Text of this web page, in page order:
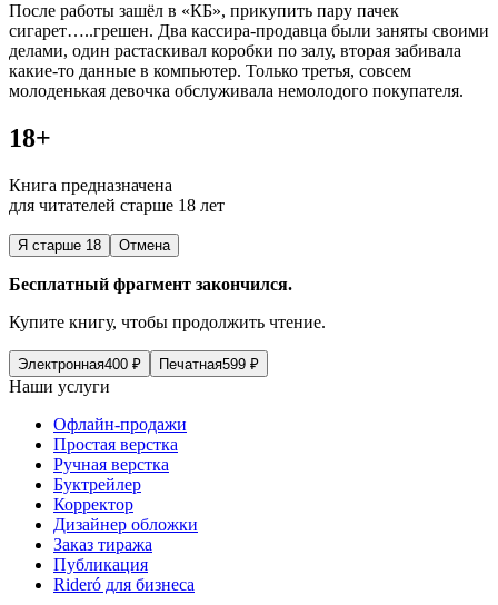
После работы зашёл в «КБ», прикупить пару пачек
сигарет…..грешен. Два кассира-продавца были заняты своими
делами, один растаскивал коробки по залу, вторая забивала
какие-то данные в компьютер. Только третья, совсем
молоденькая девочка обслуживала немолодого покупателя.
18+
Книга предназначена
для читателей старше 18 лет
Я старше 18 Отмена
Бесплатный фрагмент закончился.
Купите книгу, чтобы продолжить чтение.
Электронная400 ₽ Печатная599 ₽
Наши услуги
Офлайн-продажи
Простая верстка
Ручная верстка
Буктрейлер
Корректор
Дизайнер обложки
Заказ тиража
Публикация
Rideró для бизнеса